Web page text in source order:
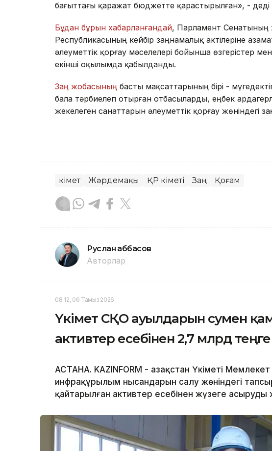
бағыттағы қаражат бюджетте қарастырылған», -
Бұдан бұрын хабарланғандай, Парламент Сенатының
Республикасының кейбір заңнамалық актілеріне
әлеуметтік қорғау мәселелері бойынша өзгерістер
екінші оқылымда қабылданды.
Заң жобасының басты мақсаттарының бірі -
бала тәрбиелеп отырған отбасыларды, еңбек
жекелеген санаттарын әлеуметтік қорғау жөніндегі
Үкімет Жәрдемақы ҚР Үкіметі Заң Қоғам
Руслан Ғаббасов
Авторлар
08:12, 06 Тамыз 2026
Үкімет СҚО ауылдарын сумен
активтер есебінен 2,7 млрд
АСТАНА. KAZINFORM - Қазақстан Үкіметі
инфрақұрылым нысандарын салу жөніндегі
қайтарылған активтер есебінен жүзеге